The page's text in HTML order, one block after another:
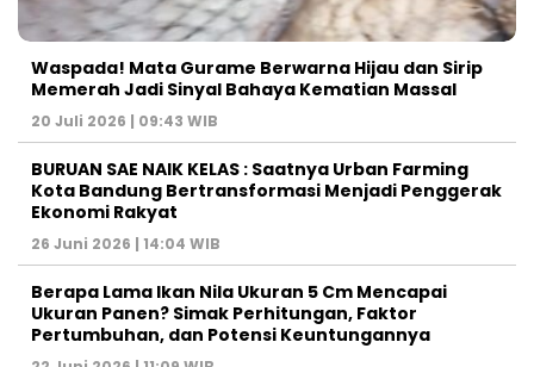
Waspada! Mata Gurame Berwarna Hijau dan Sirip
Memerah Jadi Sinyal Bahaya Kematian Massal
20 Juli 2026 | 09:43 WIB
BURUAN SAE NAIK KELAS : Saatnya Urban Farming
Kota Bandung Bertransformasi Menjadi Penggerak
Ekonomi Rakyat
26 Juni 2026 | 14:04 WIB
Berapa Lama Ikan Nila Ukuran 5 Cm Mencapai
Ukuran Panen? Simak Perhitungan, Faktor
Pertumbuhan, dan Potensi Keuntungannya